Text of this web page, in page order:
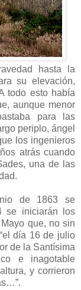
hasta la
su elevación,
todo esto había
aunque menor
para las
periplo, ángel
los ingenieros
atrás cuando
una de las
de 1863 se
se iniciarán los
que, no sin
día 16 de julio
de la Santísima
e inagotable
y corrieron